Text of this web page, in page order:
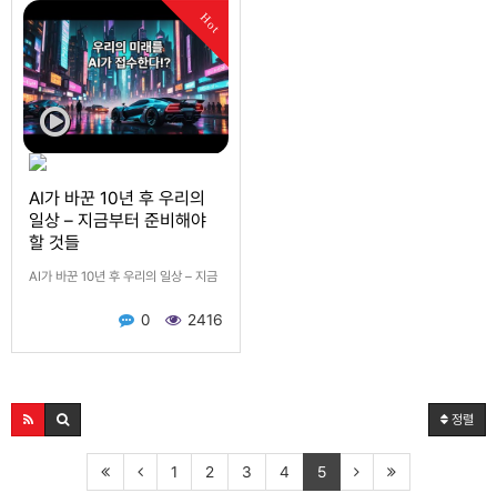
Hot
AI가 바꾼 10년 후 우리의
일상 – 지금부터 준비해야
할 것들
AI가 바꾼 10년 후 우리의 일상 – 지금
chatGPT가 등장하고 3년전에는 큰
0 2416
정렬
1 2 3 4 5